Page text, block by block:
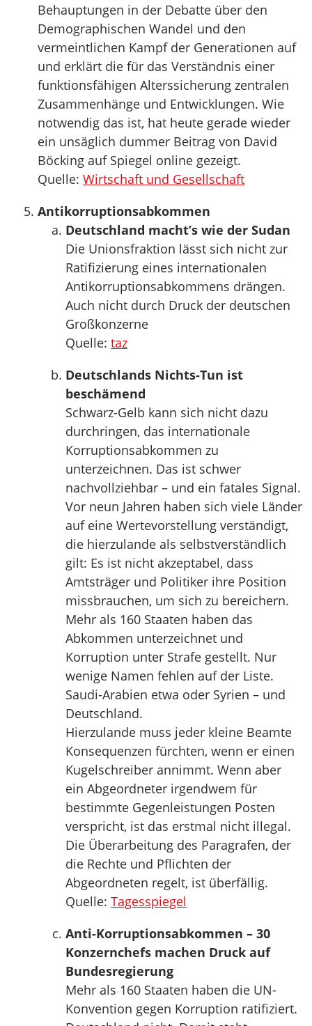
Behauptungen in der Debatte über den
Demographischen Wandel und den
vermeintlichen Kampf der Generationen auf
und erklärt die für das Verständnis einer
funktionsfähigen Alterssicherung zentralen
Zusammenhänge und Entwicklungen. Wie
notwendig das ist, hat heute gerade wieder
ein unsäglich dummer Beitrag von David
Böcking auf Spiegel online gezeigt.
Quelle: Wirtschaft und Gesellschaft
Antikorruptionsabkommen
Deutschland macht’s wie der Sudan
Die Unionsfraktion lässt sich nicht zur
Ratifizierung eines internationalen
Antikorruptionsabkommens drängen.
Auch nicht durch Druck der deutschen
Großkonzerne
Quelle: taz
Deutschlands Nichts-Tun ist
beschämend
Schwarz-Gelb kann sich nicht dazu
durchringen, das internationale
Korruptionsabkommen zu
unterzeichnen. Das ist schwer
nachvollziehbar – und ein fatales Signal.
Vor neun Jahren haben sich viele Länder
auf eine Wertevorstellung verständigt,
die hierzulande als selbstverständlich
gilt: Es ist nicht akzeptabel, dass
Amtsträger und Politiker ihre Position
missbrauchen, um sich zu bereichern.
Mehr als 160 Staaten haben das
Abkommen unterzeichnet und
Korruption unter Strafe gestellt. Nur
wenige Namen fehlen auf der Liste.
Saudi-Arabien etwa oder Syrien – und
Deutschland.
Hierzulande muss jeder kleine Beamte
Konsequenzen fürchten, wenn er einen
Kugelschreiber annimmt. Wenn aber
ein Abgeordneter irgendwem für
bestimmte Gegenleistungen Posten
verspricht, ist das erstmal nicht illegal.
Die Überarbeitung des Paragrafen, der
die Rechte und Pflichten der
Abgeordneten regelt, ist überfällig.
Quelle: Tagesspiegel
Anti-Korruptionsabkommen – 30
Konzernchefs machen Druck auf
Bundesregierung
Mehr als 160 Staaten haben die UN-
Konvention gegen Korruption ratifiziert.